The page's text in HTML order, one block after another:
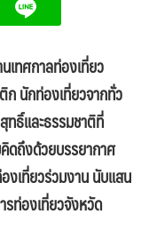
ทศกาลท่องเที่ยว
นักท่องเที่ยวจากทั่ว
ทธิ์และธรรมชาติที่
ดถึงด้วยบรรยากาศ
เที่ยวร่วมงาน นับแสน
รท่องเที่ยวจังหวัด